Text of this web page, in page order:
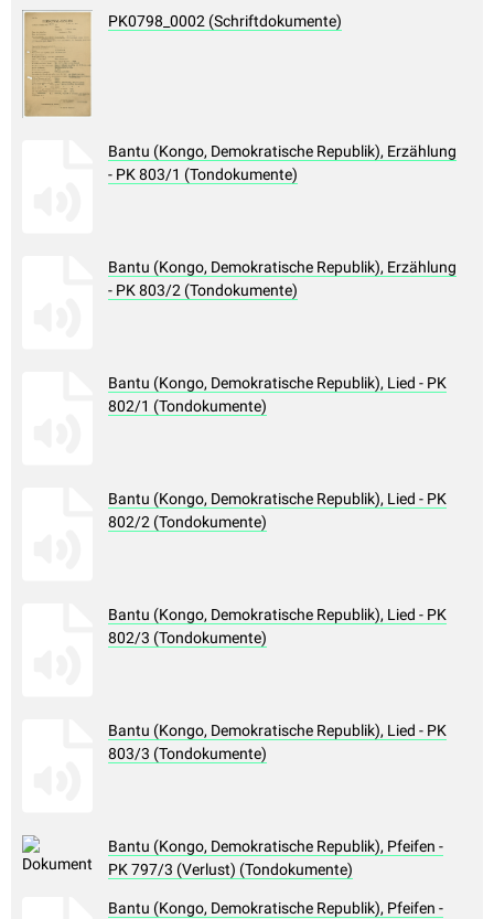
PK0798_0002 (Schriftdokumente)
Bantu (Kongo, Demokratische Republik), Erzählung
- PK 803/1 (Tondokumente)
Bantu (Kongo, Demokratische Republik), Erzählung
- PK 803/2 (Tondokumente)
Bantu (Kongo, Demokratische Republik), Lied - PK
802/1 (Tondokumente)
Bantu (Kongo, Demokratische Republik), Lied - PK
802/2 (Tondokumente)
Bantu (Kongo, Demokratische Republik), Lied - PK
802/3 (Tondokumente)
Bantu (Kongo, Demokratische Republik), Lied - PK
803/3 (Tondokumente)
Bantu (Kongo, Demokratische Republik), Pfeifen -
PK 797/3 (Verlust) (Tondokumente)
Bantu (Kongo, Demokratische Republik), Pfeifen -